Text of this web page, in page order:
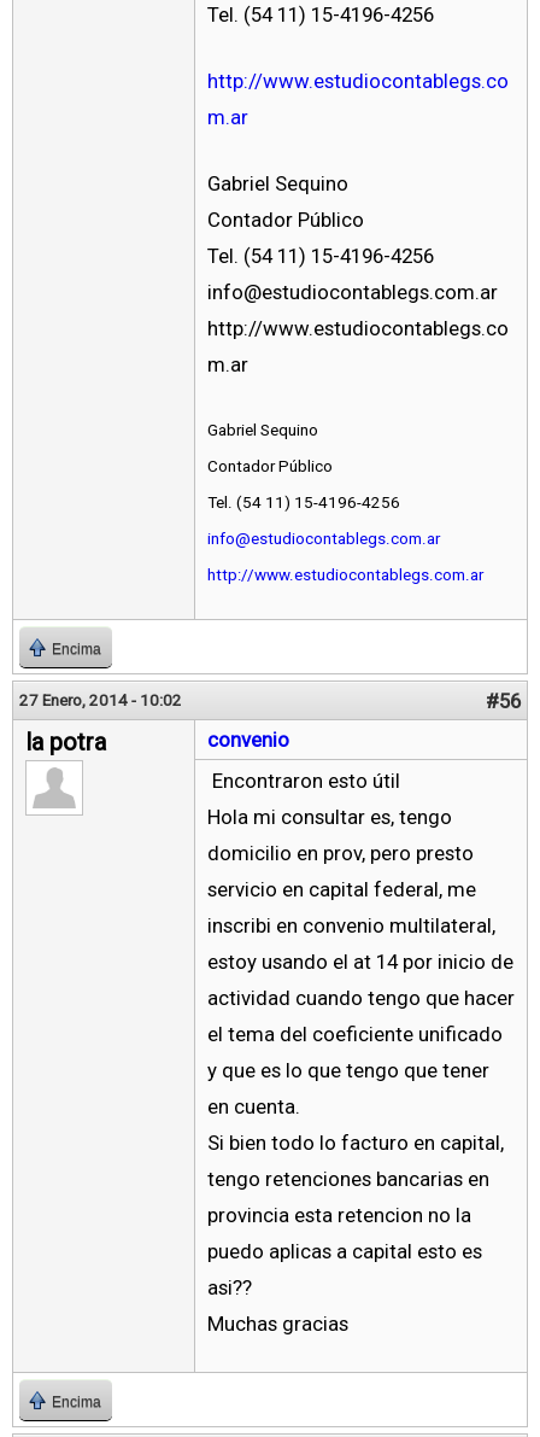
Tel. (54 11) 15-4196-4256
http://www.estudiocontablegs.co
m.ar
Gabriel Sequino
Contador Público
Tel. (54 11) 15-4196-4256
info@estudiocontablegs.com.ar
http://www.estudiocontablegs.co
m.ar
Gabriel Sequino
Contador Público
Tel. (54 11) 15-4196-4256
info@estudiocontablegs.com.ar
http://www.estudiocontablegs.com.ar
Encima
27 Enero, 2014 - 10:02 #56
la potra
convenio
Encontraron esto útil
Hola mi consultar es, tengo
domicilio en prov, pero presto
servicio en capital federal, me
inscribi en convenio multilateral,
estoy usando el at 14 por inicio de
actividad cuando tengo que hacer
el tema del coeficiente unificado
y que es lo que tengo que tener
en cuenta.
Si bien todo lo facturo en capital,
tengo retenciones bancarias en
provincia esta retencion no la
puedo aplicas a capital esto es
asi??
Muchas gracias
Encima